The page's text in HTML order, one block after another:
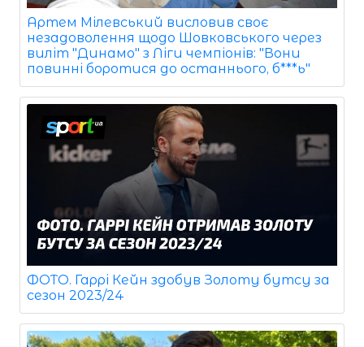
Артем Мілевський висловив своє
незадоволення щодо Шовковського через
виліт "Динамо" з Ліги чемпіонів: "Вони
повинні боротися до останнього, б***ь"
ФОТО. Гаррі Кейн здобув Золоту бутсу за
сезон 2023/24